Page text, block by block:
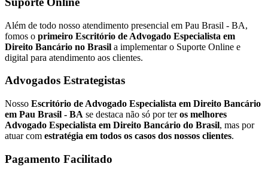
Além de todo nosso atendimento presencial em Pau Brasil - BA,
fomos o primeiro Escritório de Advogado Especialista em
Direito Bancário no Brasil a implementar o Suporte Online e
digital para atendimento aos clientes.
Advogados Estrategistas
Nosso Escritório de Advogado Especialista em Direito Bancário
em Pau Brasil - BA se destaca não só por teros melhores
Advogado Especialista em Direito Bancário do Brasil, mas por
atuar com estratégia em todos os casos dos nossos clientes.
Pagamento Facilitado